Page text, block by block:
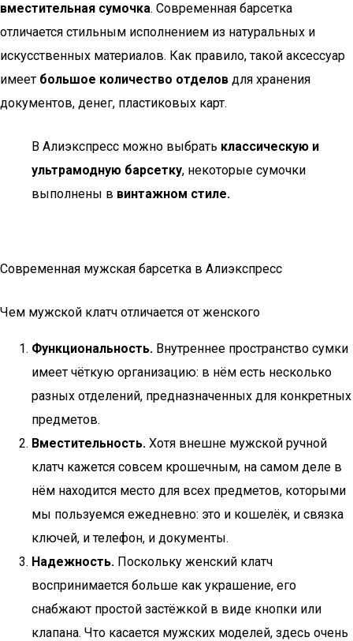
вместительная сумочка. Современная барсетка
отличается стильным исполнением из натуральных и
искусственных материалов. Как правило, такой аксессуар
имеет большое количество отделов для хранения
документов, денег, пластиковых карт.
В Алиэкспресс можно выбрать классическую и
ультрамодную барсетку, некоторые сумочки
выполнены в винтажном стиле.
Современная мужская барсетка в Алиэкспресс
Чем мужской клатч отличается от женского
Функциональность. Внутреннее пространство сумки
имеет чёткую организацию: в нём есть несколько
разных отделений, предназначенных для конкретных
предметов.
Вместительность. Хотя внешне мужской ручной
клатч кажется совсем крошечным, на самом деле в
нём находится место для всех предметов, которыми
мы пользуемся ежедневно: это и кошелёк, и связка
ключей, и телефон, и документы.
Надежность. Поскольку женский клатч
воспринимается больше как украшение, его
снабжают простой застёжкой в виде кнопки или
клапана. Что касается мужских моделей, здесь очень